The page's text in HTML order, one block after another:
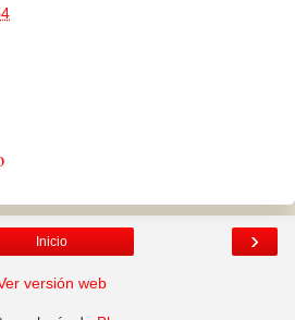
›
Inicio
versión web